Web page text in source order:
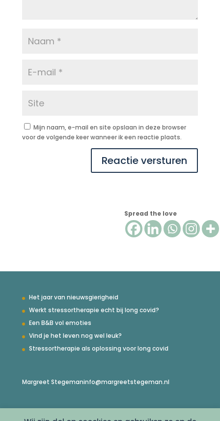
Mijn naam, e-mail en site opslaan in deze browser
voor de volgende keer wanneer ik een reactie plaats.
Reactie versturen
Spread the love
Het jaar van nieuwsgierigheid
Werkt stressortherapie echt bij long covid?
Een B&B vol emoties
Vind je het leven nog wel leuk?
Stressortherapie als oplossing voor long covid
Margreet Stegemaninfo@margreetstegeman.nl